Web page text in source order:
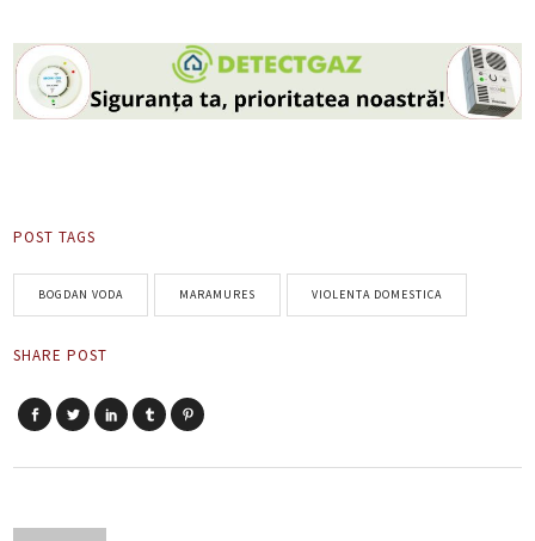
POST TAGS
BOGDAN VODA MARAMURES VIOLENTA DOMESTICA
SHARE POST